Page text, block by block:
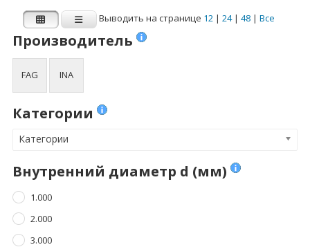
Ширина B (мм)
1.000
3.000
Показать больше
Статическая
нагрузка C0r (N)
Выводить на странице 12| 24| 48| Все
Производитель
FAG INA
Категории
Категории
Внутренний диаметр d (мм)
1.000
2.000
3.000